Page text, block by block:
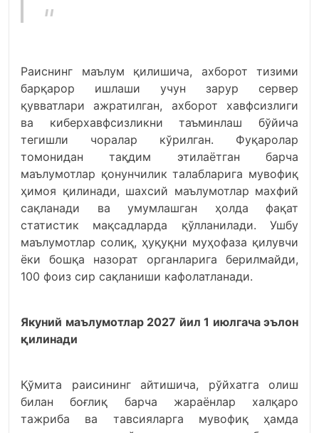
Раиснинг маълум қилишича, ахборот тизими
барқарор ишлаши учун зарур сервер
қувватлари ажратилган, ахборот хавфсизлиги
ва киберхавфсизликни таъминлаш бўйича
тегишли чоралар кўрилган. Фуқаролар
томонидан тақдим этилаётган барча
маълумотлар қонунчилик талабларига мувофиқ
ҳимоя қилинади, шахсий маълумотлар махфий
сақланади ва умумлашган ҳолда фақат
статистик мақсадларда қўлланилади. Ушбу
маълумотлар солиқ, ҳуқуқни муҳофаза қилувчи
ёки бошқа назорат органларига берилмайди,
100 фоиз сир сақланиши кафолатланади.
Якуний маълумотлар 2027 йил 1 июлгача эълон
қилинади
Қўмита раисининг айтишича, рўйхатга олиш
билан боғлиқ барча жараёнлар халқаро
тажриба ва тавсияларга мувофиқ ҳамда